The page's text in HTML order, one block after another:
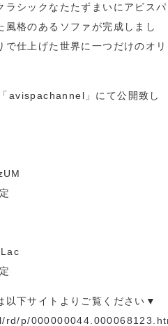
ラシックなたたずまいにアビスパ
格のあるソファが完成しまし
仕上げた世界に一つだけのオリ
avispachannel」にて公開致し
以下サイトよりご覧ください▼
p/